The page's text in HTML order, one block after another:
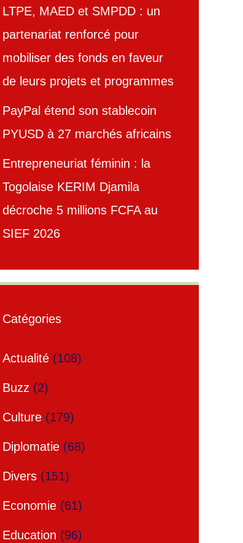
LTPE, MAED et SMPDD : un
partenariat renforcé pour
mobiliser des fonds en faveur
de leurs projets et programmes
PayPal étend son stablecoin
PYUSD à 27 marchés africains
Entrepreneuriat féminin : la
Togolaise KERIM Djamila
décroche 5 millions FCFA au
SIEF 2026
Catégories
Actualité (108)
Buzz (2)
Culture (179)
Diplomatie (68)
Divers (151)
Economie (61)
Education (96)